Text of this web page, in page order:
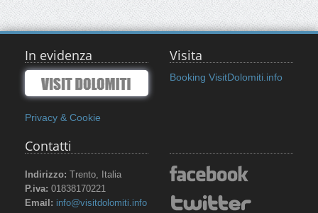
In evidenza
Privacy & Cookie
Visita
Booking VisitDolomiti.info
Contatti
Indirizzo: Trento, Italia
P.iva: 01838170221
Email: info@visitdolomiti.info